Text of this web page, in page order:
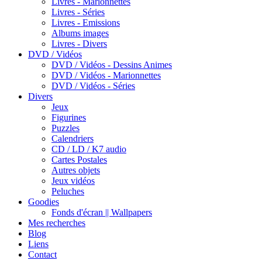
Livres - Séries
Livres - Emissions
Albums images
Livres - Divers
DVD / Vidéos
DVD / Vidéos - Dessins Animes
DVD / Vidéos - Marionnettes
DVD / Vidéos - Séries
Divers
Jeux
Figurines
Puzzles
Calendriers
CD / LD / K7 audio
Cartes Postales
Autres objets
Jeux vidéos
Peluches
Goodies
Fonds d'écran || Wallpapers
Mes recherches
Blog
Liens
Contact